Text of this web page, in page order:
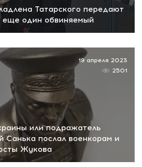
Татарского передают
еще один обвиняемый
или подражатель
Санька послал военкорам и
Жукова
19 апреля 2023
2501